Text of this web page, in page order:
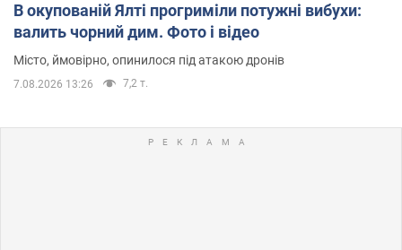
В окупованій Ялті прогриміли потужні вибухи:
валить чорний дим. Фото і відео
Місто, ймовірно, опинилося під атакою дронів
7.08.2026 13:26 7,2 т.